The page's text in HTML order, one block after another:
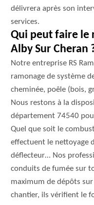
délivrera après son
services.
Qui peut faire le
Alby Sur Cheran
Notre entreprise RS
ramonage de système
cheminée, poêle (bois,
Nous restons à la
département 74540
Quel que soit le
effectuent le nettoyage
déflecteur… Nos
conduits de fumée sur
maximum de dépôts
chantier, ils vérifient le